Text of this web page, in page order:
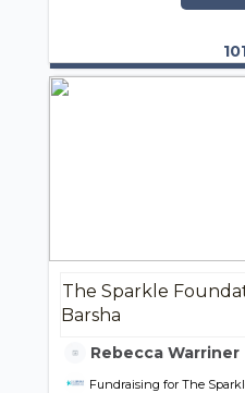
The Sparkle
Barsha
Rebecca Warriner
Fundraising for The